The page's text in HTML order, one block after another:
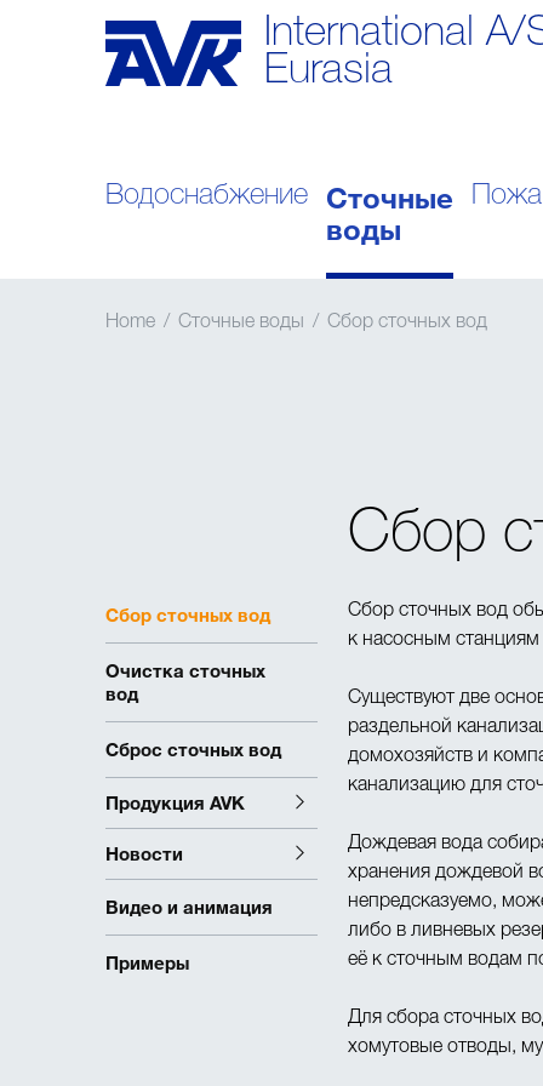
International A/
Eurasia
Водоснабжение
Сточные
воды
Home / Сточные воды / Сбор сточных вод
Сбор сточных вод
Очистка сточных
вод
Сброс сточных вод
Продукция AVK
Новости
Видео и анимация
Примеры
Сбор
Сбор сточных вод
к насосным
Существуют две
раздельной
домохозяйств и
канализацию для
Дождевая вода
хранения дождевой
непредсказуемо,
либо в ливневых
её к сточным водам
Для сбора сточных
хомутовые отводы,